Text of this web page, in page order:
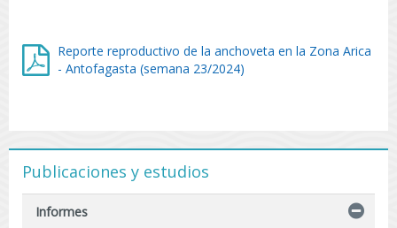
Reporte reproductivo de la anchoveta en la Zona Arica
- Antofagasta (semana 23/2024)
Publicaciones y estudios
Informes